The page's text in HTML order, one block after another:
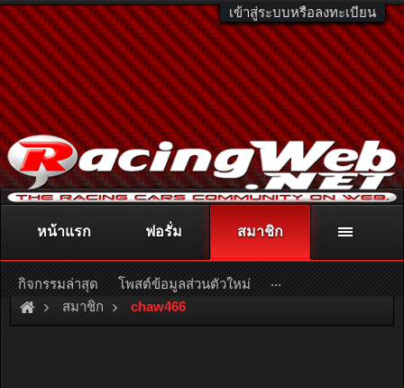
เข้าสู่ระบบหรือลงทะเบียน
ติดต่อลงโฆษณา racingweb@gmail.comหรือโทร. 081-811-1138
หรืออ่านรายละเอียดเพิ่มเติม คลิกที่นี่
สมาชิก chaw466
หน้าแรก ฟอรั่ม สมาชิก
กิจกรรมล่าสุด โพสต์ข้อมูลส่วนตัวใหม่ ...